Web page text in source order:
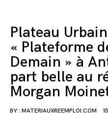
Plateau
« Plateforme
Demain » à
part belle au
Morgan
BY : MATERIAUXREEMPLOI.COM